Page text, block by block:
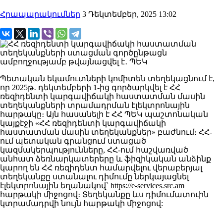
Հրապարակումներ 3 Դեկտեմբեր, 2025 13:02
Պետական եկամուտների կոմիտեն տեղեկացնում է,
որ 2025թ․ դեկտեմբերի 1-ից գործարկվել է ՀՀ
ռեզիդենտի կարգավիճակի հաստատման մասին
տեղեկանքների տրամադրման էլեկտրոնային
հարթակը։ Այն հասանելի է ՀՀ ՊԵԿ պաշտոնական
կայքէջի «ՀՀ ռեզիդենտի կարգավիճակի
հաստատման մասին տեղեկանքներ» բաժնում։ ՀՀ-
ում պետական գրանցում ստացած
կազմակերպությունները, ՀՀ-ում հաշվառված
անհատ ձեռնարկատերերը և ֆիզիկական անձինք
կարող են ՀՀ ռեզիդենտ համարվելու վերաբերյալ
տեղեկանքը ստանալու դիմումը ներկայացնել
էլեկտրոնային եղանակով` https://e-services.src.am
հարթակի միջոցով։ Տեղեկանքը ևս դիմումատուին
կտրամադրվի նույն հարթակի միջոցով: